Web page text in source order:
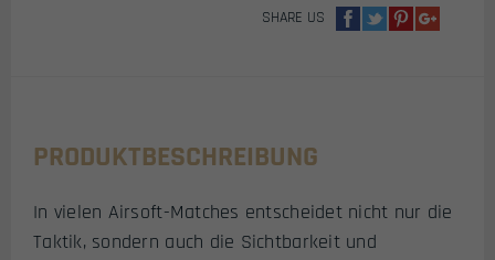
SHARE US
PRODUKTBESCHREIBUNG
In vielen Airsoft-Matches entscheidet nicht nur die
Taktik, sondern auch die Sichtbarkeit und